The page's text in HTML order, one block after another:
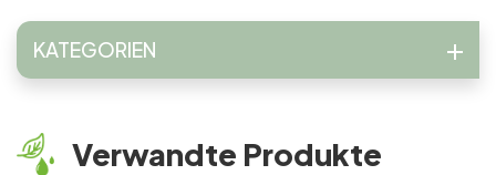
KATEGORIEN
Verwandte Produkte